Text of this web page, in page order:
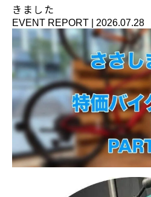
きました
EVENT REPORT 2026.07.28